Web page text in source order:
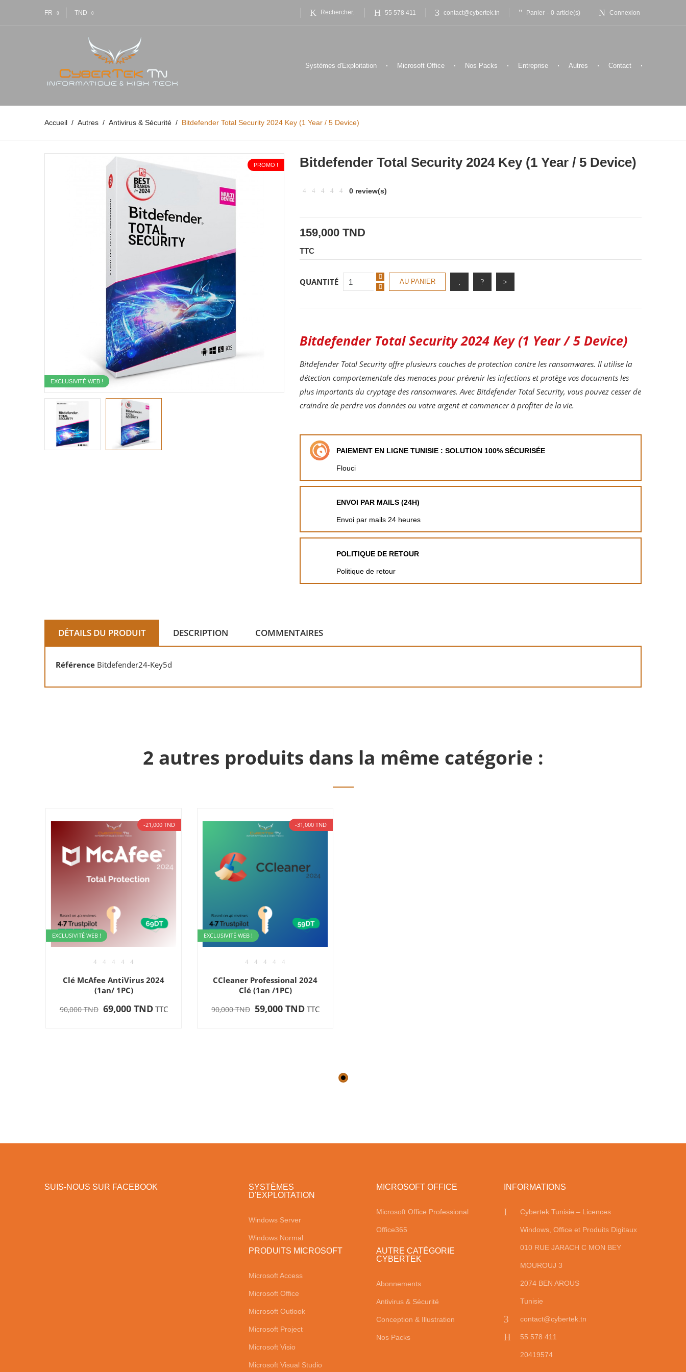
FR TND 55 578 411 contact@cybertek.tn Panier - 0 article(s) Connexion
Systèmes d'Exploitation Microsoft Office Nos Packs Entreprise Autres Contact
Accueil Autres Antivirus & Sécurité Bitdefender Total Security 2024 Key (1 Year / 5 Device)
EXCLUSIVITÉ WEB !
PROMO ! Bitdefender Total Security 2024 Key (1 Year / 5 Device)
0 review(s)
159,000 TND
TTC
QUANTITÉ AU PANIER
Bitdefender Total Security 2024 Key (1 Year / 5 Device)
Bitdefender Total Security offre plusieurs couches de protection contre les ransomwares. Il utilise la
détection comportementale des menaces pour prévenir les infections et protège vos documents les
plus importants du cryptage des ransomwares. Avec Bitdefender Total Security, vous pouvez cesser de
craindre de perdre vos données ou votre argent et commencer à profiter de la vie.
PAIEMENT EN LIGNE TUNISIE : SOLUTION 100% SÉCURISÉE
Flouci
ENVOI PAR MAILS (24H)
Envoi par mails 24 heures
POLITIQUE DE RETOUR
Politique de retour
DÉTAILS DU PRODUIT DESCRIPTION COMMENTAIRES
Référence Bitdefender24-Key5d
2 autres produits dans la même catégorie :
-21,000 TND
EXCLUSIVITÉ WEB !
Clé McAfee AntiVirus 2024
(1an/ 1PC)
90,000 TND 69,000 TNDTTC
-31,000 TND
EXCLUSIVITÉ WEB !
CCleaner Professional 2024
Clé (1an /1PC)
90,000 TND 59,000 TNDTTC
SUIS-NOUS SUR FACEBOOK
SYSTÈMES
D'EXPLOITATION
Windows Server
Windows Normal
MICROSOFT OFFICE
Microsoft Office Professional
Office365
PRODUITS MICROSOFT
Microsoft Access
Microsoft Office
Microsoft Outlook
Microsoft Project
Microsoft Visio
Microsoft Visual Studio
AUTRE CATÉGORIE
CYBERTEK
Abonnements
Antivirus & Sécurité
Conception & Illustration
Nos Packs
INFORMATIONS
Cybertek Tunisie – Licences
Windows, Office et Produits Digitaux
010 RUE JARACH C MON BEY
MOUROUJ 3
2074 BEN AROUS
Tunisie
contact@cybertek.tn
55 578 411
20419574